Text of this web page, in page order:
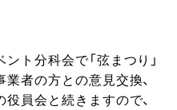
ト分科会で「弦まつり」
者の方との意見交換、
員会と続きますので、